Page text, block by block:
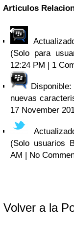
Articulos
(Solo para
12:24 PM | 1
nuevas
17 November
(Solo usuarios
AM | No
Volver a la